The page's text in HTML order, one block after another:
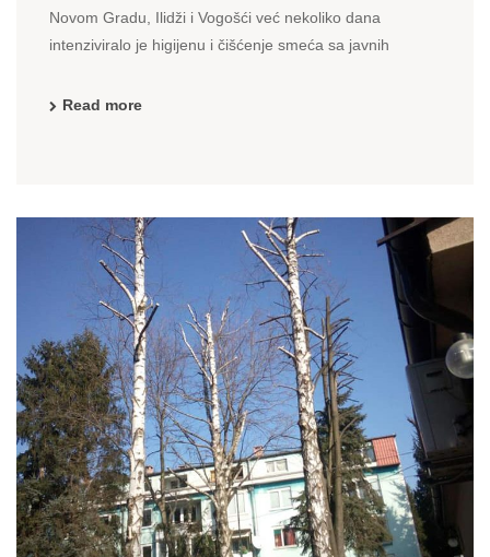
Novom Gradu, Ilidži i Vogošći već nekoliko dana
intenziviralo je higijenu i čišćenje smeća sa javnih
Read more